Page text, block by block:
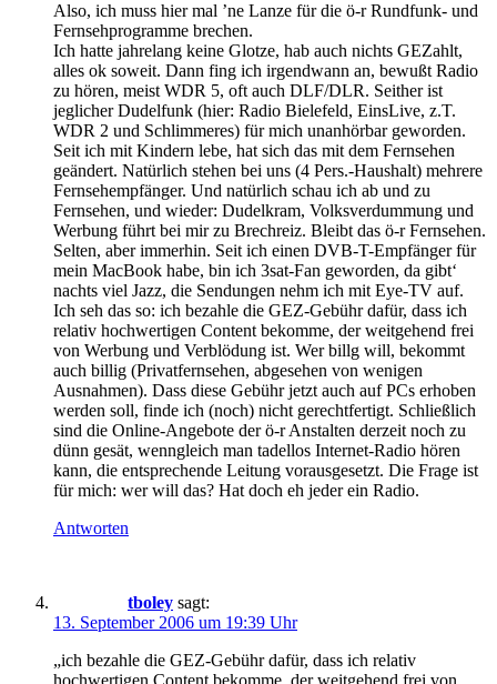
Also, ich muss hier mal ’ne Lanze für die ö-r Rundfunk- und
Fernsehprogramme brechen.
Ich hatte jahrelang keine Glotze, hab auch nichts GEZahlt,
alles ok soweit. Dann fing ich irgendwann an, bewußt Radio
zu hören, meist WDR 5, oft auch DLF/DLR. Seither ist
jeglicher Dudelfunk (hier: Radio Bielefeld, EinsLive, z.T.
WDR 2 und Schlimmeres) für mich unanhörbar geworden.
Seit ich mit Kindern lebe, hat sich das mit dem Fernsehen
geändert. Natürlich stehen bei uns (4 Pers.-Haushalt) mehrere
Fernsehempfänger. Und natürlich schau ich ab und zu
Fernsehen, und wieder: Dudelkram, Volksverdummung und
Werbung führt bei mir zu Brechreiz. Bleibt das ö-r Fernsehen.
Selten, aber immerhin. Seit ich einen DVB-T-Empfänger für
mein MacBook habe, bin ich 3sat-Fan geworden, da gibt‘
nachts viel Jazz, die Sendungen nehm ich mit Eye-TV auf.
Ich seh das so: ich bezahle die GEZ-Gebühr dafür, dass ich
relativ hochwertigen Content bekomme, der weitgehend frei
von Werbung und Verblödung ist. Wer billg will, bekommt
auch billig (Privatfernsehen, abgesehen von wenigen
Ausnahmen). Dass diese Gebühr jetzt auch auf PCs erhoben
werden soll, finde ich (noch) nicht gerechtfertigt. Schließlich
sind die Online-Angebote der ö-r Anstalten derzeit noch zu
dünn gesät, wenngleich man tadellos Internet-Radio hören
kann, die entsprechende Leitung vorausgesetzt. Die Frage ist
für mich: wer will das? Hat doch eh jeder ein Radio.
Antworten
tboley sagt:
13. September 2006 um 19:39 Uhr
„ich bezahle die GEZ-Gebühr dafür, dass ich relativ
hochwertigen Content bekomme, der weitgehend frei von